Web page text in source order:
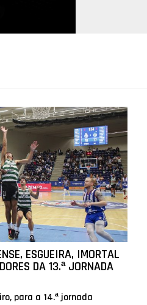
ESGUEIRA, IMORTAL
DA 13.ª JORNADA
para a 14.ª jornada